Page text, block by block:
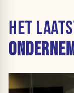
HET